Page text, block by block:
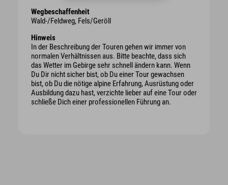
Wegbeschaffenheit
Wald-/Feldweg, Fels/Geröll
Hinweis
In der Beschreibung der Touren gehen wir immer von
normalen Verhältnissen aus. Bitte beachte, dass sich
das Wetter im Gebirge sehr schnell ändern kann. Wenn
Du Dir nicht sicher bist, ob Du einer Tour gewachsen
bist, ob Du die nötige alpine Erfahrung, Ausrüstung oder
Ausbildung dazu hast, verzichte lieber auf eine Tour oder
schließe Dich einer professionellen Führung an.